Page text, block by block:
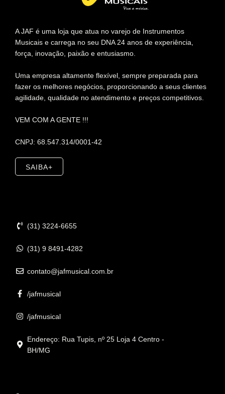
A JAF é uma loja que atua no varejo de Instrumentos
Musicais e carrega no seu DNA 24 anos de experiência,
força, inovação, paixão e entusiasmo.
Uma empresa altamente flexível, sempre preparada para
fazer os melhores negócios, proporcionando a seus clientes
agilidade, qualidade no atendimento e preços competitivos.
VEM COM A GENTE !!!
CNPJ: 68.547.314/0001-42
SAIBA+
(31) 3224-6655
(31) 9 8491-4282
contato@jafmusical.com.br
/jafmusical
/jafmusical
Endereço: Rua Tupis, nº 25 Loja 4 Centro -
BH/MG